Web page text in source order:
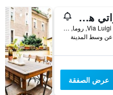
فيلا لوزاتي هوستل
25 Via Luigi Luzzatti, روما, إيطاليا
عرض الصفقة